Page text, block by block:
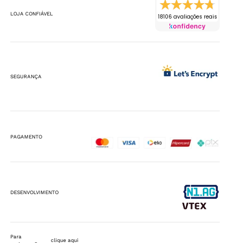
LOJA CONFIÁVEL 18106 avaliações reais
SEGURANÇA
PAGAMENTO
DESENVOLVIMENTO
Para
clique aqui